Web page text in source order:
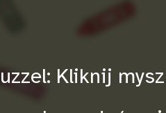
Kliknij